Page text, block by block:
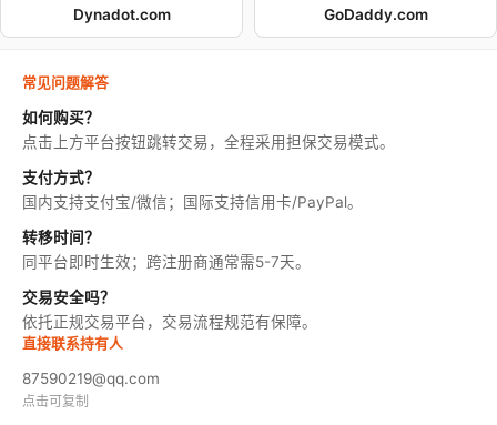
Dynadot.com GoDaddy.com
常见问题解答
如何购买？
点击上方平台按钮跳转交易，全程采用担保交易模式。
支付方式？
国内支持支付宝/微信；国际支持信用卡/PayPal。
转移时间？
同平台即时生效；跨注册商通常需5-7天。
交易安全吗？
依托正规交易平台，交易流程规范有保障。
直接联系持有人
87590219@qq.com
点击可复制